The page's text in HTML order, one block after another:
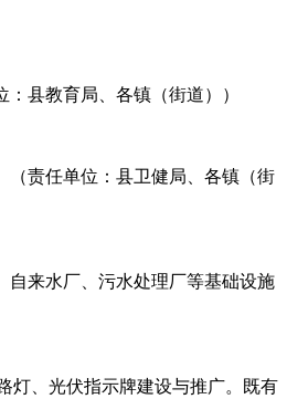
县教育局、各镇（街道））
（责任单位：县卫健局、各镇（街
自来水厂、污水处理厂等基础设施
灯、光伏指示牌建设与推广。既有